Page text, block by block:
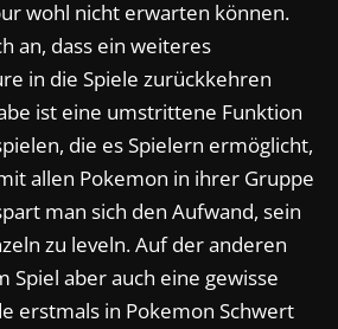
wohl nicht erwarten können.
an, dass ein weiteres
in die Spiele zurückkehren
ist eine umstrittene Funktion
die es Spielern ermöglicht,
allen Pokemon in ihrer Gruppe
man sich den Aufwand, sein
zu leveln. Auf der anderen
Spiel aber auch eine gewisse
erstmals in Pokemon Schwert